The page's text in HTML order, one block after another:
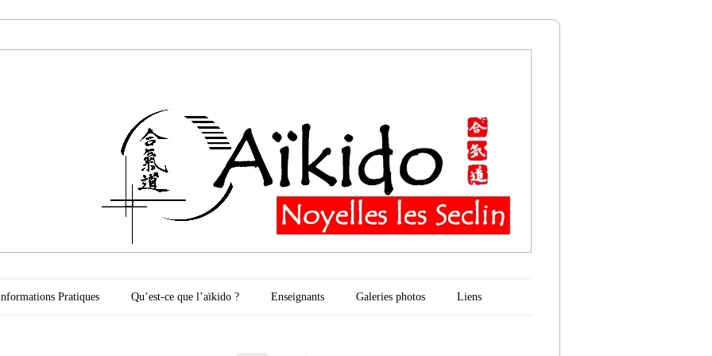
Pratiques Qu’est-ce que l’aïkido ? Enseignants Galeries photos Liens